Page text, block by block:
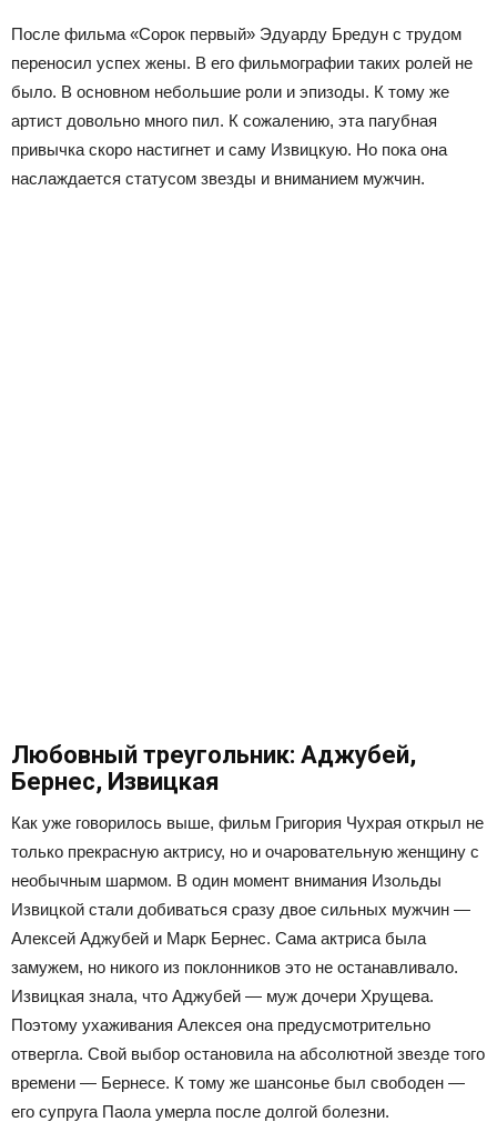
После фильма «Сорок первый» Эдуарду Бредун с трудом
переносил успех жены. В его фильмографии таких ролей не
было. В основном небольшие роли и эпизоды. К тому же
артист довольно много пил. К сожалению, эта пагубная
привычка скоро настигнет и саму Извицкую. Но пока она
наслаждается статусом звезды и вниманием мужчин.
Любовный треугольник: Аджубей,
Бернес, Извицкая
Как уже говорилось выше, фильм Григория Чухрая открыл не
только прекрасную актрису, но и очаровательную женщину с
необычным шармом. В один момент внимания Изольды
Извицкой стали добиваться сразу двое сильных мужчин —
Алексей Аджубей и Марк Бернес. Сама актриса была
замужем, но никого из поклонников это не останавливало.
Извицкая знала, что Аджубей — муж дочери Хрущева.
Поэтому ухаживания Алексея она предусмотрительно
отвергла. Свой выбор остановила на абсолютной звезде того
времени — Бернесе. К тому же шансонье был свободен —
его супруга Паола умерла после долгой болезни.